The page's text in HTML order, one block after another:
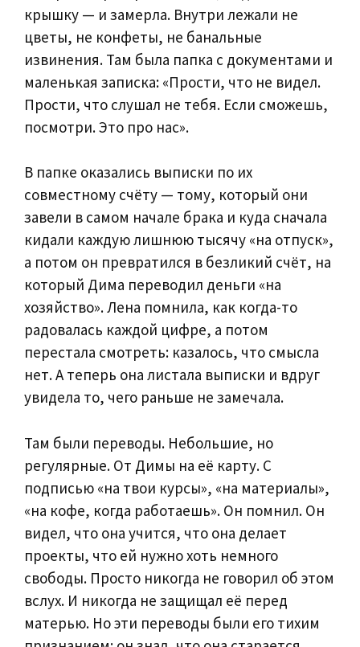
крышку — и замерла. Внутри лежали не
цветы, не конфеты, не банальные
извинения. Там была папка с документами и
маленькая записка: «Прости, что не видел.
Прости, что слушал не тебя. Если сможешь,
посмотри. Это про нас».
В папке оказались выписки по их
совместному счёту — тому, который они
завели в самом начале брака и куда сначала
кидали каждую лишнюю тысячу «на отпуск»,
а потом он превратился в безликий счёт, на
который Дима переводил деньги «на
хозяйство». Лена помнила, как когда-то
радовалась каждой цифре, а потом
перестала смотреть: казалось, что смысла
нет. А теперь она листала выписки и вдруг
увидела то, чего раньше не замечала.
Там были переводы. Небольшие, но
регулярные. От Димы на её карту. С
подписью «на твои курсы», «на материалы»,
«на кофе, когда работаешь». Он помнил. Он
видел, что она учится, что она делает
проекты, что ей нужно хоть немного
свободы. Просто никогда не говорил об этом
вслух. И никогда не защищал её перед
матерью. Но эти переводы были его тихим